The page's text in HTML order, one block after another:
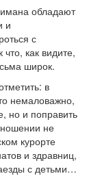
обладают
и
с
как видите,
широк.
в
немаловажно,
но и поправить
не
курорте
и здравниц,
с детьми…